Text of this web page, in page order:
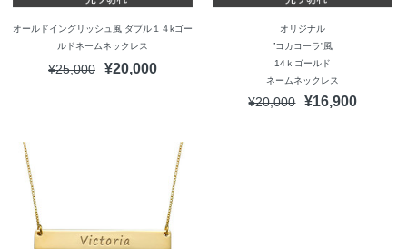
オールドイングリッシュ風 ダブル１４kゴー
ルドネームネックレス
¥25,000 ¥20,000
オリジナル
”コカコーラ”風
14ｋゴールド
ネームネックレス
¥20,000 ¥16,900